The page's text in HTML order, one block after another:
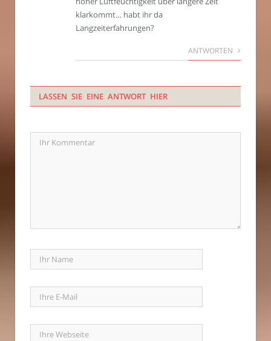
klarkommt… habt ihr da
Langzeiterfahrungen?
ANTWORTEN
LASSEN SIE EINE ANTWORT HIER